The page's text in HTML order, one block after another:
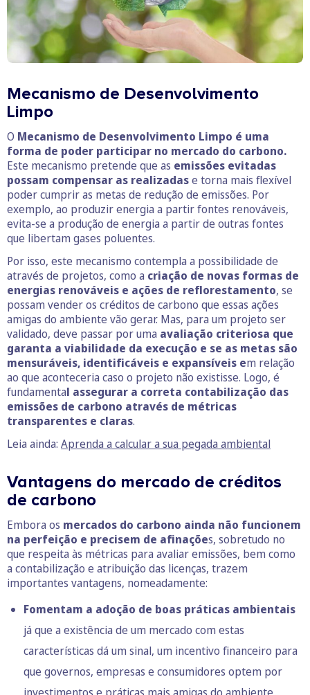
Mecanismo de Desenvolvimento
Limpo
O Mecanismo de Desenvolvimento Limpo é uma
forma de poder participar no mercado do carbono.
Este mecanismo pretende que as emissões evitadas
possam compensar as realizadase torna mais flexível
poder cumprir as metas de redução de emissões. Por
exemplo, ao produzir energia a partir fontes renováveis,
evita-se a produção de energia a partir de outras fontes
que libertam gases poluentes.
Por isso, este mecanismo contempla a possibilidade de
através de projetos, como a criação de novas formas de
energias renováveis e ações de reflorestamento, se
possam vender os créditos de carbono que essas ações
amigas do ambiente vão gerar. Mas, para um projeto ser
validado, deve passar por uma avaliação criteriosa que
garanta a viabilidade da execução e se as metas são
mensuráveis, identificáveis e expansíveis em relação
ao que aconteceria caso o projeto não existisse. Logo, é
fundamental assegurar a correta contabilização das
emissões de carbono através de métricas
transparentes e claras.
Leia ainda: Aprenda a calcular a sua pegada ambiental
Vantagens do mercado de créditos
de carbono
Embora os mercados do carbono ainda não funcionem
na perfeição e precisem de afinações, sobretudo no
que respeita às métricas para avaliar emissões, bem como
a contabilização e atribuição das licenças, trazem
importantes vantagens, nomeadamente:
Fomentam a adoção de boas práticas ambientais
já que a existência de um mercado com estas
características dá um sinal, um incentivo financeiro para
que governos, empresas e consumidores optem por